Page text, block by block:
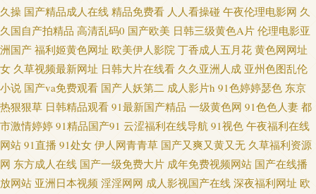
机导航AV 丝袜福利影院 91c91 俺去啦最新网站 韩国a爽v 激情午夜AV 91丝袜
超碰观看人妻 人妖黄色A片 91社在线看 黄色免费网站 人妖操伪娘 91婷色 老
司机A片 亚洲日韩首页 菠萝av在线 麻豆网站 91白丝尤物 99色色 福利小视频
91瑟瑟视频导航 欧美另类人妖77 爱福利秒拍广场 精品啪啪啪 三级片中日韩
91福利资源网站 成人伊人网站 久草热久久 日韩激情a片 99热在只有 黄色网
入口站91 人人摸人人搞 51国产视频在线 超碰人妻色 精品人人播人人操 日本
久操 国产精品成人在线 精品免费看 人人看操碰 午夜伦理电影网 久
久国自产拍精品 高清乱码0 国产欧美 日韩三级黄色A片 伦理电影亚
洲国产 福利姬黄色网址 欧美伊人影院 丁香成人五月花 黄色网网址
女 久草视频最新网址 日韩大片在线看 久久亚洲人成 亚州色图乱伦
小说 国产va免费观看 国产人妖第二 成人影片h 91色婷婷瑟色 东京
热狠狠草 日韩精品观看 91最新国产精品 一级黄色网 91色色人妻 都
市激情婷婷 91精品国产91 云涩福利在线导航 91视色 午夜福利在线
网站 91直播 91处女 伊人网青青草 国产又爽又黄又无 久草福利资源
网 东方成人在线 国产一级免费大片 成年免费视频网站 国产在线播
放网站 亚洲日本视频 淫淫网网 成人影视国产在线 深夜福利网址 欧